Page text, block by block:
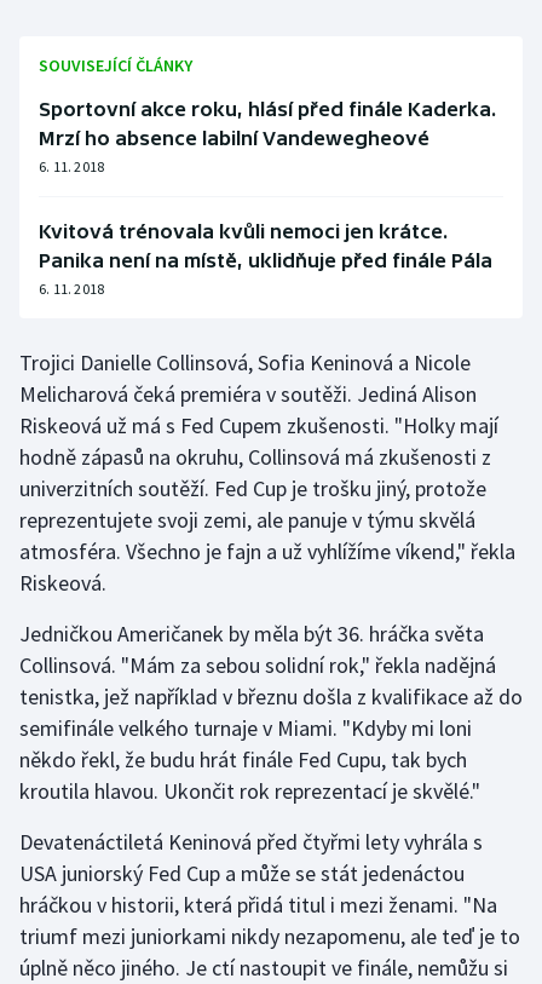
SOUVISEJÍCÍ ČLÁNKY
Sportovní akce roku, hlásí před finále Kaderka.
Mrzí ho absence labilní Vandewegheové
6. 11. 2018
Kvitová trénovala kvůli nemoci jen krátce.
Panika není na místě, uklidňuje před finále Pála
6. 11. 2018
Trojici Danielle Collinsová, Sofia Keninová a Nicole
Melicharová čeká premiéra v soutěži. Jediná Alison
Riskeová už má s Fed Cupem zkušenosti. "Holky mají
hodně zápasů na okruhu, Collinsová má zkušenosti z
univerzitních soutěží. Fed Cup je trošku jiný, protože
reprezentujete svoji zemi, ale panuje v týmu skvělá
atmosféra. Všechno je fajn a už vyhlížíme víkend," řekla
Riskeová.
Jedničkou Američanek by měla být 36. hráčka světa
Collinsová. "Mám za sebou solidní rok," řekla nadějná
tenistka, jež například v březnu došla z kvalifikace až do
semifinále velkého turnaje v Miami. "Kdyby mi loni
někdo řekl, že budu hrát finále Fed Cupu, tak bych
kroutila hlavou. Ukončit rok reprezentací je skvělé."
Devatenáctiletá Keninová před čtyřmi lety vyhrála s
USA juniorský Fed Cup a může se stát jedenáctou
hráčkou v historii, která přidá titul i mezi ženami. "Na
triumf mezi juniorkami nikdy nezapomenu, ale teď je to
úplně něco jiného. Je ctí nastoupit ve finále, nemůžu si